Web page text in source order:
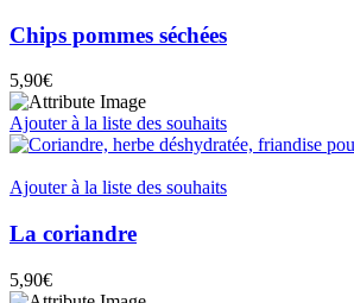
Chips pommes séchées
5,90€
Ajouter à la liste des souhaits
Ajouter à la liste des souhaits
La coriandre
5,90€